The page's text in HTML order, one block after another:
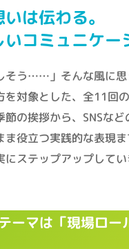
は伝わる。
コミュニケー
そう……」そんな風に思
対象とした、全11回
の挨拶から、SNSなど
役立つ実践的な表現ま
ステップアップしてい
ーマは「現場ロ